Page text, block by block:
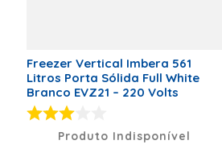
Freezer Vertical Imbera 561
Litros Porta Sólida Full White
Branco EVZ21 – 220 Volts
Produto Indisponível